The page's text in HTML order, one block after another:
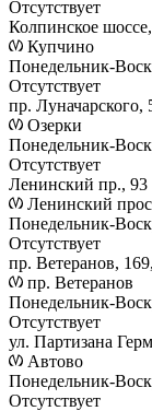
Отсутствует
Колпинское
Купчино
Понедельник-
Отсутствует
пр. Луначарского,
Озерки
Понедельник-
Отсутствует
Ленинский пр., 93
Ленинский
Понедельник-
Отсутствует
пр. Ветеранов,
пр. Ветеранов
Понедельник-
Отсутствует
ул. Партизана
Автово
Понедельник-
Отсутствует